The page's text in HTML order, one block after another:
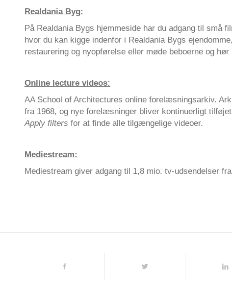
Realdania Byg:
På Realdania Bygs hjemmeside har du adgang til små
hvor du kan kigge indenfor i Realdania Bygs
restaurering og nyopførelse eller møde beboerne og
Online lecture videos:
AA School of Architectures online forelæsningsarkiv.
fra 1968, og nye forelæsninger bliver kontinuerligt
Apply filters for at finde alle tilgængelige videoer.
Mediestream:
Mediestream giver adgang til 1,8 mio. tv-udsendelser